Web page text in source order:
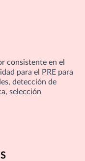
consistente en el
para el PRE para
detección de
selección